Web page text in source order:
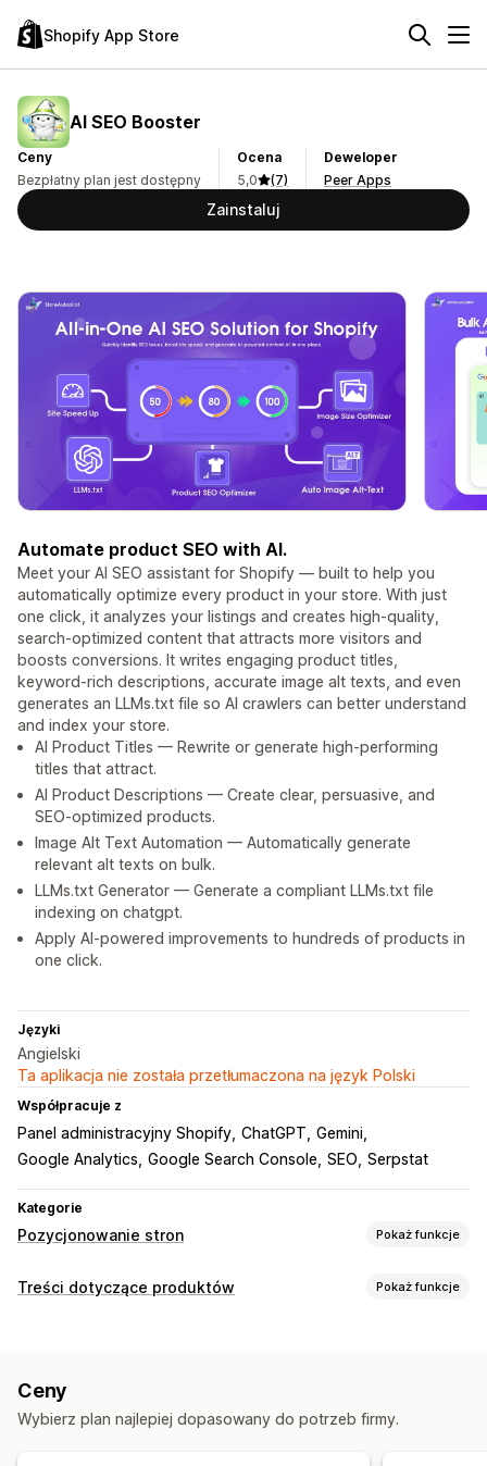
Shopify App Store
AI SEO Booster
Ceny
Bezpłatny plan jest dostępny
Ocena
5,0
(7)
Deweloper
Peer Apps
Zainstaluj
Automate product SEO with AI.
Meet your AI SEO assistant for Shopify — built to help you
automatically optimize every product in your store. With just
one click, it analyzes your listings and creates high-quality,
search-optimized content that attracts more visitors and
boosts conversions. It writes engaging product titles,
keyword-rich descriptions, accurate image alt texts, and even
generates an LLMs.txt file so AI crawlers can better understand
and index your store.
AI Product Titles — Rewrite or generate high-performing
titles that attract.
AI Product Descriptions — Create clear, persuasive, and
SEO-optimized products.
Image Alt Text Automation — Automatically generate
relevant alt texts on bulk.
LLMs.txt Generator — Generate a compliant LLMs.txt file
indexing on chatgpt.
Apply AI-powered improvements to hundreds of products in
one click.
Języki
Angielski
Ta aplikacja nie została przetłumaczona na język Polski
Współpracuje z
Panel administracyjny Shopify ChatGPT Gemini
Google Analytics Google Search Console SEO Serpstat
Kategorie
Pozycjonowanie stron Pokaż funkcje
Narzędzia SEO
Powolne ładowanie
Strony błędu 404 Indeksowanie strony Metatagi
Treści dotyczące produktów Pokaż funkcje
Obrazy
Często zadawane pytania
Ceny
Wybierz plan najlepiej dopasowany do potrzeb firmy.